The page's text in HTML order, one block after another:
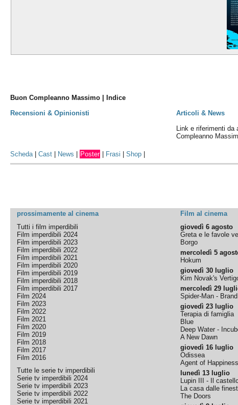
Buon Compleanno Massimo | Indice
Recensioni & Opinionisti
Articoli & News
Link e riferimenti da
Compleanno
Scheda|Cast News Poster Frasi |Shop
prossimamente al cinema Film al cinema
Tutti i film imperdibili
Film imperdibili 2024
Film imperdibili 2023
Film imperdibili 2022
Film imperdibili 2021
Film imperdibili 2020
Film imperdibili 2019
Film imperdibili 2018
Film imperdibili 2017
Film 2024
Film 2023
Film 2022
Film 2021
Film 2020
Film 2019
Film 2018
Film 2017
Film 2016
Tutte le serie tv imperdibili
Serie tv imperdibili 2024
Serie tv imperdibili 2023
Serie tv imperdibili 2022
Serie tv imperdibili 2021
giovedì 6 agosto
Greta e le favole
Borgo
mercoledì 5
Hokum
giovedì 30 luglio
Kim Novak's
mercoledì 29
Spider-Man -
giovedì 23 luglio
Terapia di famiglia
Blue
Deep Water -
A New Dawn
giovedì 16 luglio
Odissea
Agent of
lunedì 13 luglio
Lupin III - Il
La casa dalle
The Doors